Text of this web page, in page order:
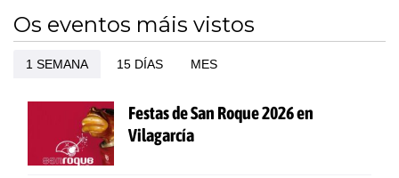
Os eventos máis vistos
1 SEMANA 15 DÍAS MES
Festas de San Roque 2026 en
Vilagarcía